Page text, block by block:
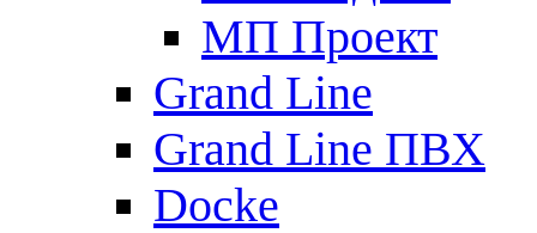
МП Проект
Grand Line
Grand Line ПВХ
Docke